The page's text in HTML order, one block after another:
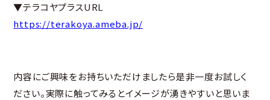
▼テラコヤプラスURL
https://terakoya.ameba.jp/
内容にご興味をお持ちいただけましたら是非一度お試しく
ださい。実際に触ってみるとイメージが湧きやすいと思いま